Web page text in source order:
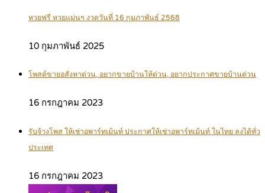
หวยฟรี หวยแม่นๆ งวดวันที่ 16 กุมภาพันธ์ 2568
10 กุมภาพันธ์ 2025
โพสต์ขายอสังหาด่วน, อยากขายบ้านให้ด่วน, อยากประกาศขายบ้านด่วน
16 กรกฎาคม 2023
รับจ้างโพส ให้เช่าอพาร์ทเม้นท์ ประกาศให้เช่าอพาร์ทเม้นท์ ในไทย ลงได้ทั่ว
ประเทศ
16 กรกฎาคม 2023